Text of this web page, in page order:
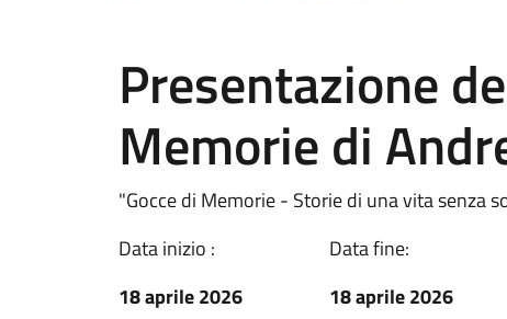
Presentazione
Memorie di
"Gocce di Memorie - Storie di una vita senza
Data inizio :
18 aprile 2026
Data fine:
18 aprile 2026